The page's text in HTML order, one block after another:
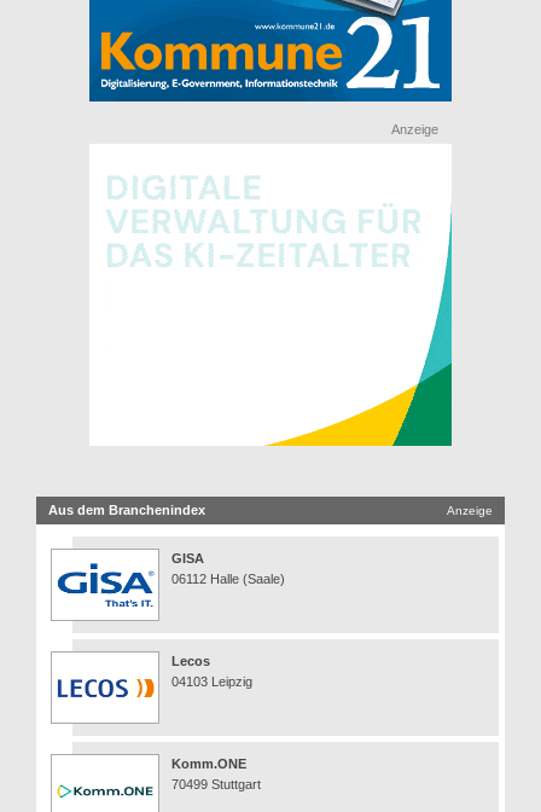
Anzeige
Aus dem Branchenindex Anzeige
GISA
06112 Halle (Saale)
Lecos
04103 Leipzig
Komm.ONE
70499 Stuttgart